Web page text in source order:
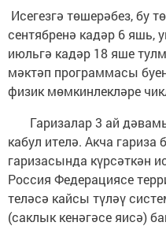
Исегезгә төшерәбез, бу
сентябренә кадәр 6 яшь,
июльгә кадәр 18 яше
мәктәп программасы
физик мөмкинлекләре
Гаризалар 3 ай
кабул ителә. Акча гариза
гаризасында күрсәткән
Россия Федерациясе
теләсә кайсы түләү
(саклык кенәгәсе яисә)